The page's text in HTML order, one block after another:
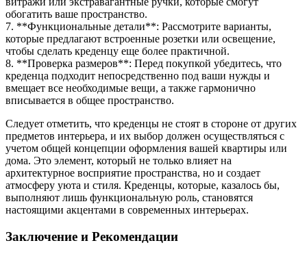
обогатить ваше пространство.
7. **Функциональные детали**: Рассмотрите варианты,
которые предлагают встроенные розетки или освещение,
чтобы сделать креденцу еще более практичной.
8. **Проверка размеров**: Перед покупкой убедитесь, что
креденца подходит непосредственно под ваши нужды и
вмещает все необходимые вещи, а также гармонично
вписывается в общее пространство.
Следует отметить, что креденцы не стоят в стороне от других
предметов интерьера, и их выбор должен осуществляться с
учетом общей концепции оформления вашей квартиры или
дома. Это элемент, который не только влияет на
архитектурное восприятие пространства, но и создает
атмосферу уюта и стиля. Креденцы, которые, казалось бы,
выполняют лишь функциональную роль, становятся
настоящими акцентами в современных интерьерах.
Заключение и Рекомендации